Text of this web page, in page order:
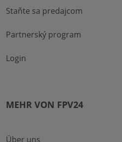
Staňte sa predajcom
Partnerský program
Login
MEHR VON FPV24
Über uns